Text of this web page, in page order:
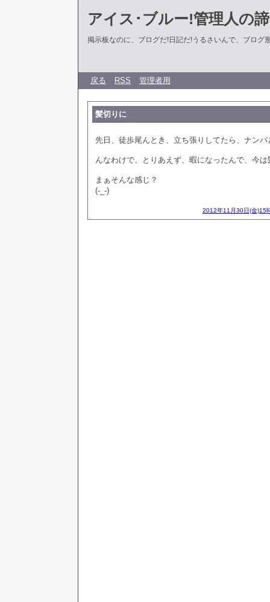
アイス･ブルー!管理人の
掲示板なのに、ブログだ!日記だ!うるさいんで、ブログ
戻る RSS 管理者用
髪切りに
先日、徒歩尾んとき、立ち張りしてたら、ナン
んなわけで、とりあえず、暇になったんで、今
まぁそんな感じ？
(-_-)
2012年11月30日(金)15